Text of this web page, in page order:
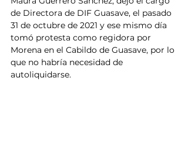
de Directora de DIF Guasave, el pasado
31 de octubre de 2021 y ese mismo día
tomó protesta como regidora por
Morena en el Cabildo de Guasave, por lo
que no habría necesidad de
autoliquidarse.